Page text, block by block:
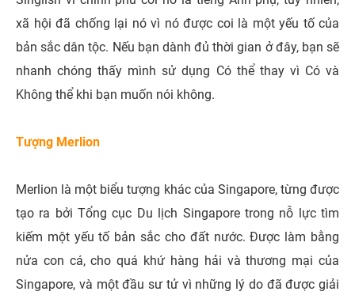
xã hội đã chống lại nó vì nó được coi là một yếu tố của
bản sắc dân tộc. Nếu bạn dành đủ thời gian ở đây, bạn sẽ
nhanh chóng thấy mình sử dụng Có thể thay vì Có và
Không thể khi bạn muốn nói không.
Tượng Merlion
Merlion là một biểu tượng khác của Singapore, từng được
tạo ra bởi Tổng cục Du lịch Singapore trong nỗ lực tìm
kiếm một yếu tố bản sắc cho đất nước. Được làm bằng
nửa con cá, cho quá khứ hàng hải và thương mại của
Singapore, và một đầu sư tử vì những lý do đã được giải